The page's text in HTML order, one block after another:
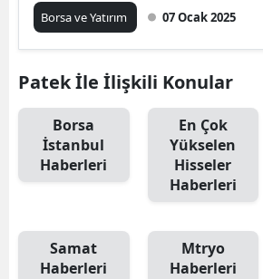
Borsa ve Yatırım 07 Ocak 2025
Patek İle İlişkili Konular
Borsa
İstanbul
Haberleri
En Çok
Yükselen
Hisseler
Haberleri
Samat
Haberleri
Mtryo
Haberleri